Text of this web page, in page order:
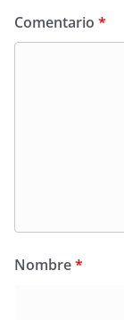
Comentario *
Nombre*